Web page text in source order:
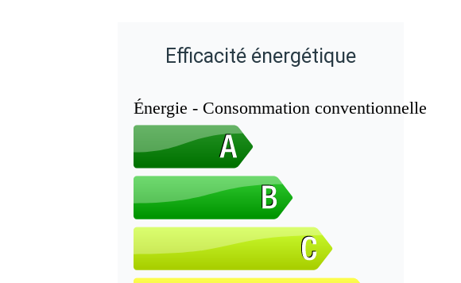
Efficacité énergétique
Énergie - Consommation conventionnelle